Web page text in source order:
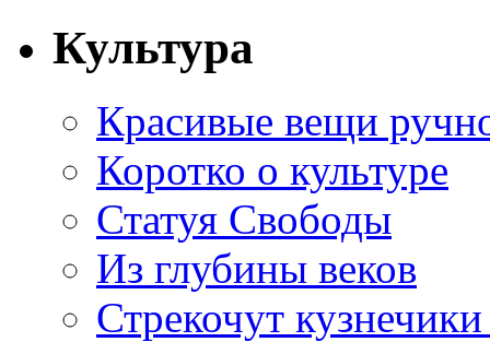
Культура
Красивые вещи
Коротко о культуре
Статуя Свободы
Из глубины веков
Стрекочут